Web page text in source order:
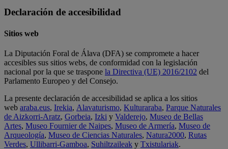
Declaración de accesibilidad
Sitios web
La Diputación Foral de Álava (DFA) se compromete a hacer
accesibles sus sitios webs, de conformidad con la legislación
nacional por la que se traspone la Directiva (UE) 2016/2102 del
Parlamento Europeo y del Consejo.
La presente declaración de accesibilidad se aplica a los sitios
web araba.eus, Irekia, Alavaturismo, Kulturaraba, Parque Naturales
de Aizkorri-Aratz, Gorbeia, Izki y Valderejo, Museo de Bellas
Artes, Museo Fournier de Naipes, Museo de Armería, Museo de
Arqueología, Museo de Ciencias Naturales, Natura2000, Rutas
Verdes, Ullibarri-Gamboa, Suhiltzaileak y Txistulariak.